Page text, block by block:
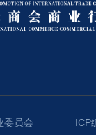
委员会 ICP